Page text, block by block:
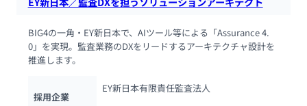
BIG4の一角・EY新日本で、AIツール等による「Assurance 4.
0」を実現。監査業務のDXをリードするアーキテクチャ設計を
推進します。
採用企業
EY新日本有限責任監査法人